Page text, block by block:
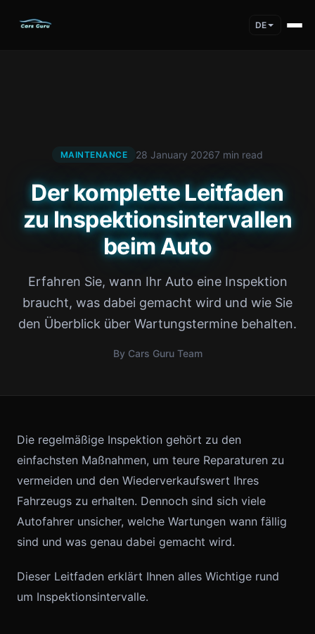
DE
MAINTENANCE 28 January 20267 min read
Der komplette Leitfaden
zu Inspektionsintervallen
beim Auto
Erfahren Sie, wann Ihr Auto eine Inspektion
braucht, was dabei gemacht wird und wie Sie
den Überblick über Wartungstermine behalten.
By Cars Guru Team
Die regelmäßige Inspektion gehört zu den
einfachsten Maßnahmen, um teure Reparaturen zu
vermeiden und den Wiederverkaufswert Ihres
Fahrzeugs zu erhalten. Dennoch sind sich viele
Autofahrer unsicher, welche Wartungen wann fällig
sind und was genau dabei gemacht wird.
Dieser Leitfaden erklärt Ihnen alles Wichtige rund
um Inspektionsintervalle.